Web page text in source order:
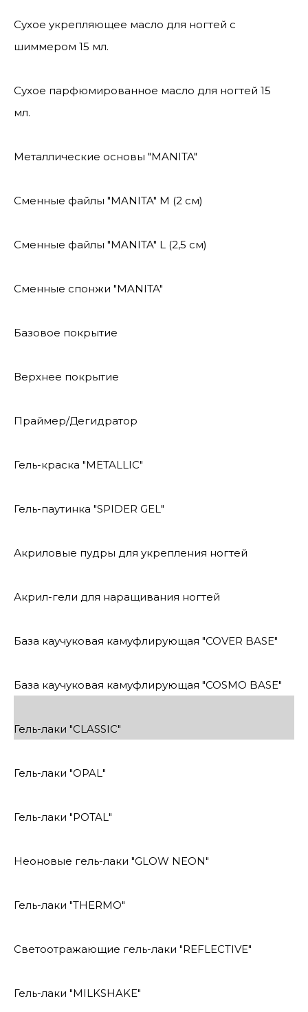
Сухое укрепляющее масло для ногтей с
шиммером 15 мл.
Сухое парфюмированное масло для ногтей 15
мл.
Металлические основы "MANITA"
Сменные файлы "MANITA" М (2 см)
Сменные файлы "MANITA" L (2,5 см)
Сменные спонжи "MANITA"
Базовое покрытие
Верхнее покрытие
Праймер/Дегидратор
Гель-краска "METALLIC"
Гель-паутинка "SPIDER GEL"
Акриловые пудры для укрепления ногтей
Акрил-гели для наращивания ногтей
База каучуковая камуфлирующая "COVER BASE"
База каучуковая камуфлирующая "COSMO BASE"
Гель-лаки "CLASSIC"
Гель-лаки "OPAL"
Гель-лаки "POTAL"
Неоновые гель-лаки "GLOW NEON"
Гель-лаки "THERMO"
Светоотражающие гель-лаки "REFLECTIVE"
Гель-лаки "MILKSHAKE"